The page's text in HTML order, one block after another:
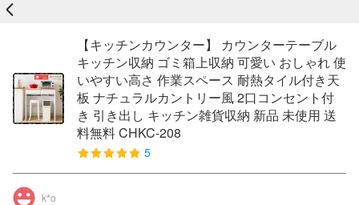
戻る
【キッチンカウンター】 カウンターテーブル
キッチン収納 ゴミ箱上収納 可愛い おしゃれ 使
いやすい高さ 作業スペース 耐熱タイル付き天
板 ナチュラルカントリー風 2口コンセント付
き 引き出し キッチン雑貨収納 新品 未使用 送
料無料 CHKC-208
5
k*o